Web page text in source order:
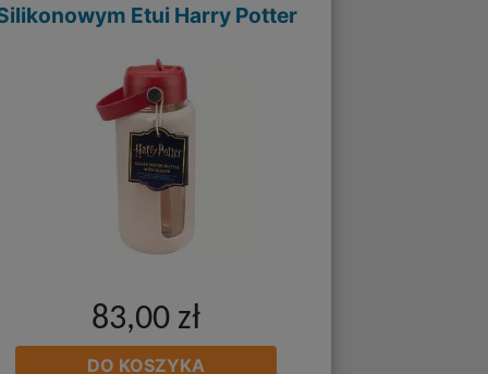
Etui Harry Potter
83,00 zł
DO KOSZYKA